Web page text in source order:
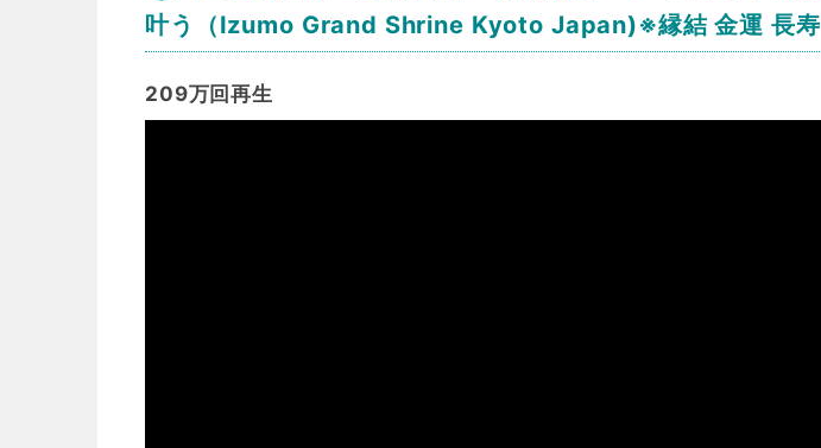
叶う（Izumo Grand Shrine Kyoto Japan)※縁結 金運 長寿
209万回再生